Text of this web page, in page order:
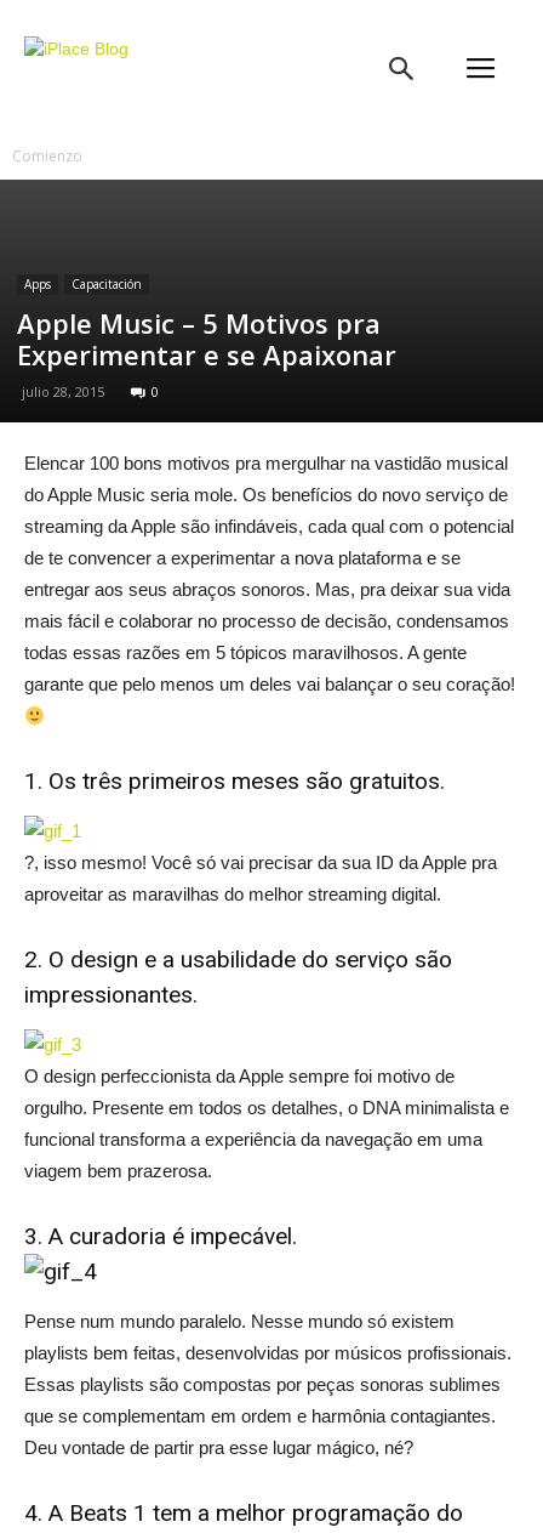
Comienzo
Apps Capacitación
Apple Music – 5 Motivos pra
Experimentar e se Apaixonar
julio 28, 2015 0
Elencar 100 bons motivos pra mergulhar na vastidão musical
do Apple Music seria mole. Os benefícios do novo serviço de
streaming da Apple são infindáveis, cada qual com o potencial
de te convencer a experimentar a nova plataforma e se
entregar aos seus abraços sonoros. Mas, pra deixar sua vida
mais fácil e colaborar no processo de decisão, condensamos
todas essas razões em 5 tópicos maravilhosos. A gente
garante que pelo menos um deles vai balançar o seu coração!
1. Os três primeiros meses são gratuitos.
?, isso mesmo! Você só vai precisar da sua ID da Apple pra
aproveitar as maravilhas do melhor streaming digital.
2. O design e a usabilidade do serviço são
impressionantes.
O design perfeccionista da Apple sempre foi motivo de
orgulho. Presente em todos os detalhes, o DNA minimalista e
funcional transforma a experiência da navegação em uma
viagem bem prazerosa.
3. A curadoria é impecável.
Pense num mundo paralelo. Nesse mundo só existem
playlists bem feitas, desenvolvidas por músicos profissionais.
Essas playlists são compostas por peças sonoras sublimes
que se complementam em ordem e harmônia contagiantes.
Deu vontade de partir pra esse lugar mágico, né?
4. A Beats 1 tem a melhor programação do